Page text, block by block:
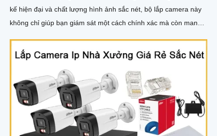
kế hiện đại và chất lượng hình ảnh sắc nét, bộ lắp camera này
không chỉ giúp bạn giám sát một cách chính xác mà còn mang